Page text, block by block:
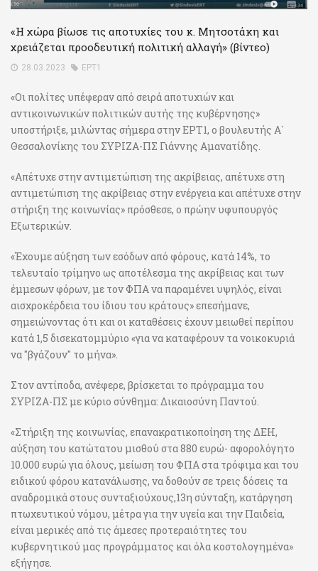
«Η χώρα βίωσε τις αποτυχίες του κ. Μητσοτάκη και
χρειάζεται προοδευτική πολιτική αλλαγή» (βίντεο)
28.03.2023 ΕΡΤ1
«Οι πολίτες υπέφεραν από σειρά αποτυχιών και
αντικοινωνικών πολιτικών αυτής της κυβέρνησης»
υποστήριξε, μιλώντας σήμερα στην ΕΡΤ1, ο βουλευτής Α΄
Θεσσαλονίκης του ΣΥΡΙΖΑ-ΠΣ Γιάννης Αμανατίδης.
«Απέτυχε στην αντιμετώπιση της ακρίβειας, απέτυχε στη
αντιμετώπιση της ακρίβειας στην ενέργεια και απέτυχε στην
στήριξη της κοινωνίας» πρόσθεσε, ο πρώην υφυπουργός
Εξωτερικών.
«Έχουμε αύξηση των εσόδων από φόρους, κατά 14%, το
τελευταίο τρίμηνο ως αποτέλεσμα της ακρίβειας και των
έμμεσων φόρων, με τον ΦΠΑ να παραμένει υψηλός, είναι
αισχροκέρδεια του ίδιου του κράτους» επεσήμανε,
σημειώνοντας ότι και οι καταθέσεις έχουν μειωθεί περίπου
κατά 1,5 δισεκατομμύριο «για να καταφέρουν τα νοικοκυριά
να "βγάζουν" το μήνα».
Στον αντίποδα, ανέφερε, βρίσκεται το πρόγραμμα του
ΣΥΡΙΖΑ-ΠΣ με κύριο σύνθημα: Δικαιοσύνη Παντού.
«Στήριξη της κοινωνίας, επανακρατικοποίηση της ΔΕΗ,
αύξηση του κατώτατου μισθού στα 880 ευρώ- αφορολόγητο
10.000 ευρώ για όλους, μείωση του ΦΠΑ στα τρόφιμα και του
ειδικού φόρου κατανάλωσης, να δοθούν σε τρεις δόσεις τα
αναδρομικά στους συνταξιούχους,13η σύνταξη, κατάργηση
πτωχευτικού νόμου, μέτρα για την υγεία και την Παιδεία,
είναι μερικές από τις άμεσες προτεραιότητες του
κυβερνητικού μας προγράμματος και όλα κοστολογημένα»
εξήγησε.